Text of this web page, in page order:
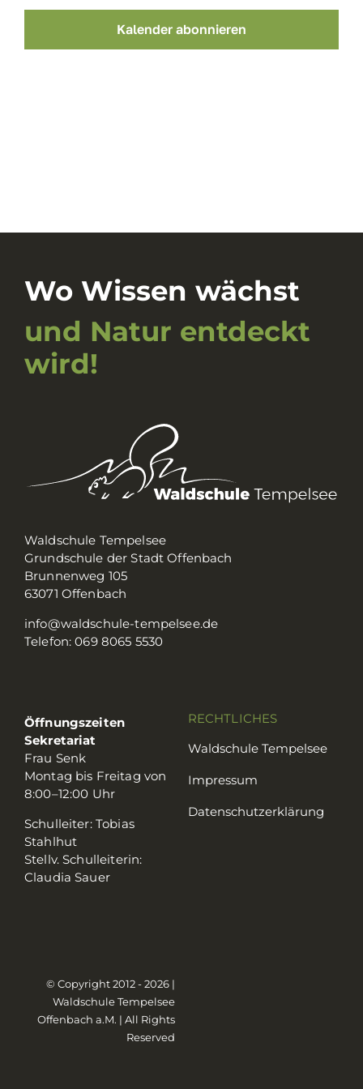
Kalender abonnieren
Wo Wissen wächst
und Natur entdeckt
wird!
Waldschule Tempelsee
Grundschule der Stadt Offenbach
Brunnenweg 105
63071 Offenbach
info@waldschule-tempelsee.de
Telefon: 069 8065 5530
Öffnungszeiten
Sekretariat
Frau Senk
Montag bis Freitag von
8:00–12:00 Uhr
Schulleiter: Tobias
Stahlhut
Stellv. Schulleiterin:
Claudia Sauer
RECHTLICHES
Waldschule Tempelsee
Impressum
Datenschutzerklärung
© Copyright 2012 - 2026 |
Waldschule Tempelsee
Offenbach a.M. | All Rights
Reserved